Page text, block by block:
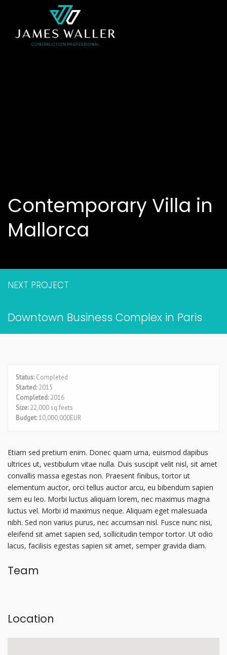
Contemporary Villa in
Mallorca
NEXT PROJECT
Downtown Business Complex in Paris
Status:Completed
Started:2015
Completed:2016
Size:22,000 sq.feets
Budget:10,000,000EUR
Etiam sed pretium enim. Donec quam urna, euismod dapibus
ultrices ut, vestibulum vitae nulla. Duis suscipit velit nisl, sit amet
convallis massa egestas non. Praesent finibus, tortor ut
elementum auctor, orci tellus auctor arcu, eu bibendum sapien
sem eu leo. Morbi luctus aliquam lorem, nec maximus magna
luctus vel. Morbi id maximus neque. Aliquam eget malesuada
nibh. Sed non varius purus, nec accumsan nisl. Fusce nunc nisi,
eleifend sit amet sapien sed, sollicitudin tempor tortor. Ut odio
lacus, facilisis egestas sapien sit amet, semper gravida diam.
Team
Location